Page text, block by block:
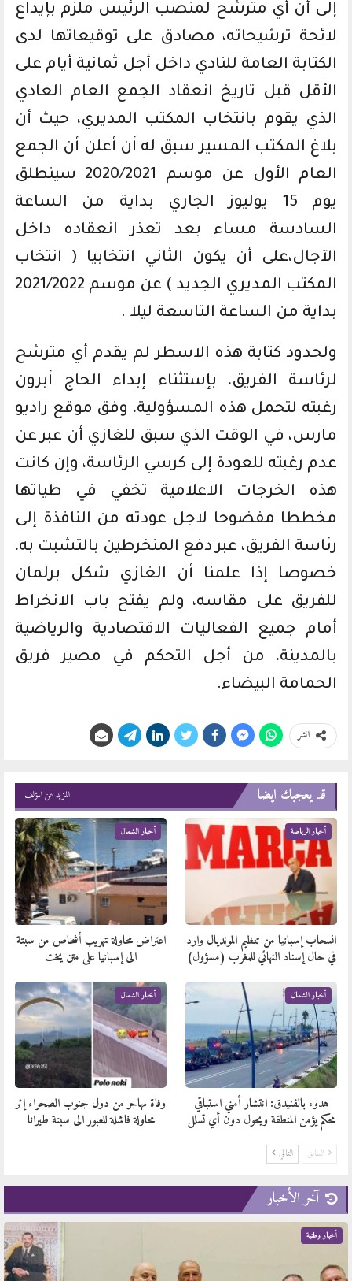
إلى أن أي مترشح لمنصب الرئيس ملزم بإيداع
لائحة ترشيحاته، مصادق على توقيعاتها لدى
الكتابة العامة للنادي داخل أجل ثمانية أيام على
الأقل قبل تاريخ انعقاد الجمع العام العادي
الذي يقوم بانتخاب المكتب المديري، حيث أن
بلاغ المكتب المسير سبق له أن أعلن أن الجمع
العام الأول عن موسم 2020/2021 سينطلق
يوم 15 يوليوز الجاري بداية من الساعة
السادسة مساء بعد تعذر انعقاده داخل
الآجال،على أن يكون الثاني انتخابيا ( انتخاب
المكتب المديري الجديد ) عن موسم 2021/2022
بداية من الساعة التاسعة ليلا .
ولحدود كتابة هذه الاسطر لم يقدم أي مترشح
لرئاسة الفريق، بإستثناء إبداء الحاج أبرون
رغبته لتحمل هذه المسؤولية، وفق موقع راديو
مارس، في الوقت الذي سبق للغازي أن عبر عن
عدم رغبته للعودة إلى كرسي الرئاسة، وإن كانت
هذه الخرجات الاعلامية تخفي في طياتها
مخططا مفضوحا لاجل عودته من النافذة إلى
رئاسة الفريق، عبر دفع المنخرطين بالتشبت به،
خصوصا إذا علمنا أن الغازي شكل برلمان
للفريق على مقاسه، ولم يفتح باب الانخراط
أمام جميع الفعاليات الاقتصادية والرياضية
بالمدينة، من أجل التحكم في مصير فريق
الحمامة البيضاء.
انشر
قد يعجبك ايضا المزيد عن المؤلف
أخبار الرياضة
انسحاب إسبانيا من تنظيم المونديال وارد
في حال إسناد النهائي للمغرب (مسؤول)
أخبار الشمال
اعتراض محاولة تهريب أشخاص من سبتة
الى إسبانيا على متن يخت
أخبار الشمال
هدوء بالفنيدق: انتشار أمني استباقي
محكم يؤمن المنطقة ويحول دون أي تسلل
أخبار الشمال
وفاة مهاجر من دول جنوب الصحراء إثر
محاولة فاشلة للعبور الى سبتة طيرانا
السابق التالي
آخر الأخبار
أخبار وطنية